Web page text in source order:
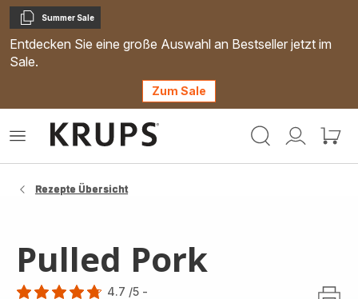
Kopieren
Summer Sale
Entdecken Sie eine große Auswahl an Bestseller jetzt im
Sale.
Zum Sale
Mein
Mein
Das
Rezepte Übersicht
Pulled Pork
4.7 /5 -